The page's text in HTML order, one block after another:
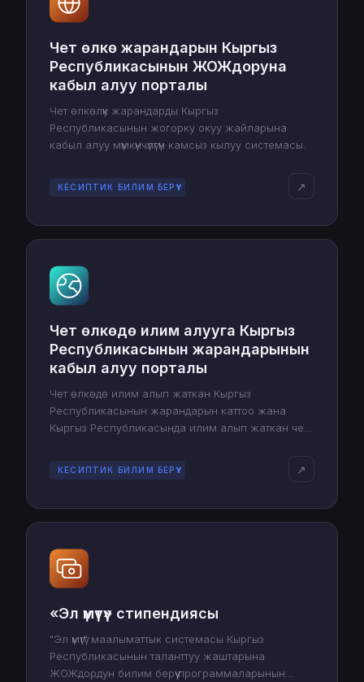
Чет өлкө жарандарын Кыргыз
Республикасынын ЖОЖдоруна
кабыл алуу порталы
Чет өлкөлүк жарандарды Кыргыз
Республикасынын жогорку окуу жайларына
кабыл алуу мүмкүнчүлүгүн камсыз кылуу системасы.
КЕСИПТИК БИЛИМ БЕРҮҮ ↗
Чет өлкөдө илим алууга Кыргыз
Республикасынын жарандарынын
кабыл алуу порталы
Чет өлкөдө илим алып жаткан Кыргыз
Республикасынын жарандарын каттоо жана
Кыргыз Республикасында илим алып жаткан чет
системасы
КЕСИПТИК БИЛИМ БЕРҮҮ ↗
«Эл үмүтү» стипендиясы
"Эл үмүтү" маалыматтык системасы Кыргыз
Республикасынын таланттуу жаштарына
ЖОЖдордун билим берүү программаларынын